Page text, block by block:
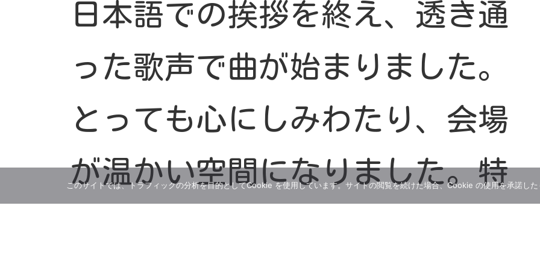
日本語での挨拶を終え、透き通
った歌声で曲が始まりました。
とっても心にしみわたり、会場
が温かい空間になりました。特
このサイトでは、トラフィックの分析を目的としてCookie を使用しています。サイトの閲覧を続けた場合、Cookie の使用を承諾し